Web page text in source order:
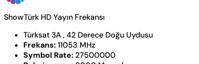
ShowTürk HD Yayın Frekansı
Türksat 3A , 42 Derece Doğu Uydusu
Frekans:11053 MHz
Symbol Rate: 27500000